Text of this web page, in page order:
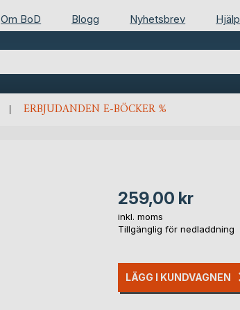
Om BoD Blogg Nyhetsbrev Hjälp
ERBJUDANDEN E-BÖCKER %
259,00 kr
inkl. moms
Tillgänglig för nedladdning
LÄGG I KUNDVAGNEN